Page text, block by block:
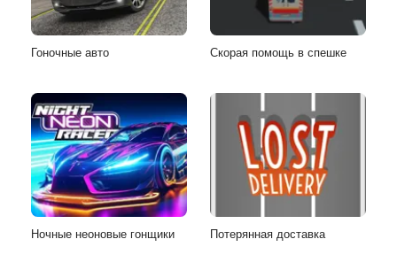
Гоночные авто Скорая помощь в спешке
Ночные неоновые гонщики Потерянная доставка